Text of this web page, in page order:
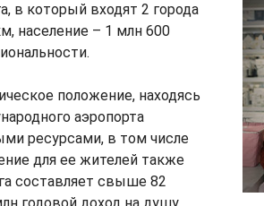
в который входят 2 города
население – 1 млн 600
положение, находясь
аэропорта
ресурсами, в том числе
для ее жителей также
составляет свыше 82